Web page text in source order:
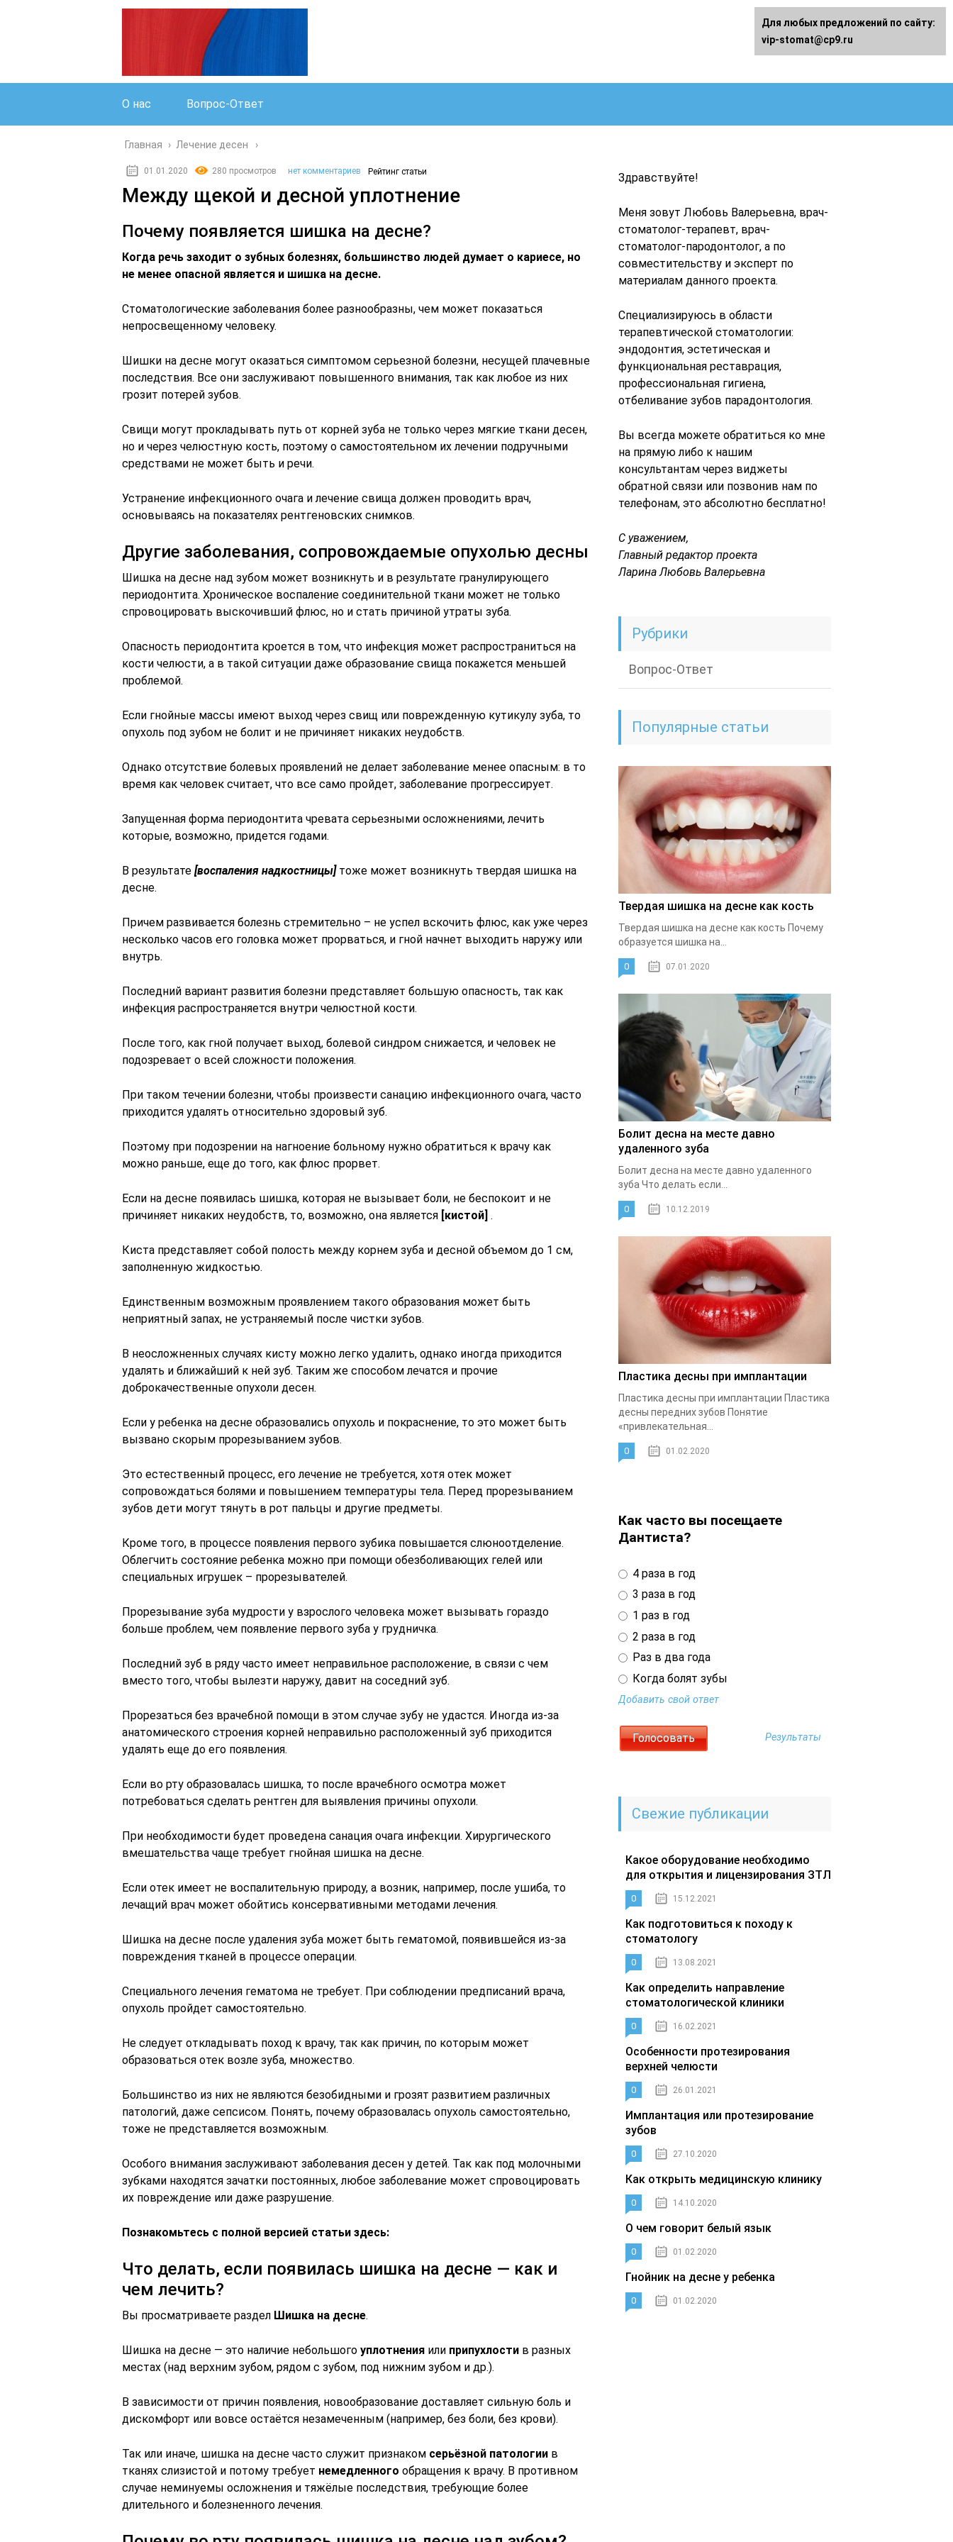
О нас Вопрос-Ответ
Главная › Лечение десен
01.01.2020 280 просмотров нет комментариев Рейтинг статьи
Между щекой и десной уплотнение
Почему появляется шишка на десне?
Когда речь заходит о зубных болезнях, большинство людей думает о кариесе, но
не менее опасной является и шишка на десне.
Стоматологические заболевания более разнообразны, чем может показаться
непросвещенному человеку.
Шишки на десне могут оказаться симптомом серьезной болезни, несущей плачевные
последствия. Все они заслуживают повышенного внимания, так как любое из них
грозит потерей зубов.
Свищи могут прокладывать путь от корней зуба не только через мягкие ткани десен,
но и через челюстную кость, поэтому о самостоятельном их лечении подручными
средствами не может быть и речи.
Устранение инфекционного очага и лечение свища должен проводить врач,
основываясь на показателях рентгеновских снимков.
Другие заболевания, сопровождаемые опухолью десны
Шишка на десне над зубом может возникнуть и в результате гранулирующего
периодонтита. Хроническое воспаление соединительной ткани может не только
спровоцировать выскочивший флюс, но и стать причиной утраты зуба.
Опасность периодонтита кроется в том, что инфекция может распространиться на
кости челюсти, а в такой ситуации даже образование свища покажется меньшей
проблемой.
Если гнойные массы имеют выход через свищ или поврежденную кутикулу зуба, то
опухоль под зубом не болит и не причиняет никаких неудобств.
Однако отсутствие болевых проявлений не делает заболевание менее опасным: в то
время как человек считает, что все само пройдет, заболевание прогрессирует.
Запущенная форма периодонтита чревата серьезными осложнениями, лечить
которые, возможно, придется годами.
В результате [воспаления надкостницы]тоже может возникнуть твердая шишка на
десне.
Причем развивается болезнь стремительно – не успел вскочить флюс, как уже через
несколько часов его головка может прорваться, и гной начнет выходить наружу или
внутрь.
Последний вариант развития болезни представляет большую опасность, так как
инфекция распространяется внутри челюстной кости.
После того, как гной получает выход, болевой синдром снижается, и человек не
подозревает о всей сложности положения.
При таком течении болезни, чтобы произвести санацию инфекционного очага, часто
приходится удалять относительно здоровый зуб.
Поэтому при подозрении на нагноение больному нужно обратиться к врачу как
можно раньше, еще до того, как флюс прорвет.
Если на десне появилась шишка, которая не вызывает боли, не беспокоит и не
причиняет никаких неудобств, то, возможно, она является [кистой] .
Киста представляет собой полость между корнем зуба и десной объемом до 1 см,
заполненную жидкостью.
Единственным возможным проявлением такого образования может быть
неприятный запах, не устраняемый после чистки зубов.
В неосложненных случаях кисту можно легко удалить, однако иногда приходится
удалять и ближайший к ней зуб. Таким же способом лечатся и прочие
доброкачественные опухоли десен.
Если у ребенка на десне образовались опухоль и покраснение, то это может быть
вызвано скорым прорезыванием зубов.
Это естественный процесс, его лечение не требуется, хотя отек может
сопровождаться болями и повышением температуры тела. Перед прорезыванием
зубов дети могут тянуть в рот пальцы и другие предметы.
Кроме того, в процессе появления первого зубика повышается слюноотделение.
Облегчить состояние ребенка можно при помощи обезболивающих гелей или
специальных игрушек – прорезывателей.
Прорезывание зуба мудрости у взрослого человека может вызывать гораздо
больше проблем, чем появление первого зуба у грудничка.
Последний зуб в ряду часто имеет неправильное расположение, в связи с чем
вместо того, чтобы вылезти наружу, давит на соседний зуб.
Прорезаться без врачебной помощи в этом случае зубу не удастся. Иногда из-за
анатомического строения корней неправильно расположенный зуб приходится
удалять еще до его появления.
Если во рту образовалась шишка, то после врачебного осмотра может
потребоваться сделать рентген для выявления причины опухоли.
При необходимости будет проведена санация очага инфекции. Хирургического
вмешательства чаще требует гнойная шишка на десне.
Если отек имеет не воспалительную природу, а возник, например, после ушиба, то
лечащий врач может обойтись консервативными методами лечения.
Шишка на десне после удаления зуба может быть гематомой, появившейся из-за
повреждения тканей в процессе операции.
Специального лечения гематома не требует. При соблюдении предписаний врача,
опухоль пройдет самостоятельно.
Не следует откладывать поход к врачу, так как причин, по которым может
образоваться отек возле зуба, множество.
Большинство из них не являются безобидными и грозят развитием различных
патологий, даже сепсисом. Понять, почему образовалась опухоль самостоятельно,
тоже не представляется возможным.
Особого внимания заслуживают заболевания десен у детей. Так как под молочными
зубками находятся зачатки постоянных, любое заболевание может спровоцировать
их повреждение или даже разрушение.
Познакомьтесь с полной версией статьи здесь:
Что делать, если появилась шишка на десне — как и
чем лечить?
Вы просматриваете раздел Шишка на десне.
Шишка на десне — это наличие небольшого уплотнения или припухлости в разных
местах (над верхним зубом, рядом с зубом, под нижним зубом и др.).
В зависимости от причин появления, новообразование доставляет сильную боль и
дискомфорт или вовсе остаётся незамеченным (например, без боли, без крови).
Так или иначе, шишка на десне часто служит признаком серьёзной патологии в
тканях слизистой и потому требует немедленного обращения к врачу. В противном
случае неминуемы осложнения и тяжёлые последствия, требующие более
длительного и болезненного лечения.
Здравствуйте!
Меня зовут Любовь Валерьевна, врач-
стоматолог-терапевт, врач-
стоматолог-пародонтолог, а по
совместительству и эксперт по
материалам данного проекта.
Специализируюсь в области
терапевтической стоматологии:
эндодонтия, эстетическая и
функциональная реставрация,
профессиональная гигиена,
отбеливание зубов парадонтология.
Вы всегда можете обратиться ко мне
на прямую либо к нашим
консультантам через виджеты
обратной связи или позвонив нам по
телефонам, это абсолютно бесплатно!
С уважением,
Главный редактор проекта
Ларина Любовь Валерьевна
Рубрики
Вопрос-Ответ
Популярные статьи
Твердая шишка на десне как кость
Твердая шишка на десне как кость Почему
образуется шишка на...
0 07.01.2020
Болит десна на месте давно
удаленного зуба
Болит десна на месте давно удаленного
зуба Что делать если...
0 10.12.2019
Пластика десны при имплантации
Пластика десны при имплантации Пластика
десны передних зубов Понятие
«привлекательная...
0 01.02.2020
Как часто вы посещаете
Дантиста?
4 раза в год
3 раза в год
1 раз в год
2 раза в год
Раз в два года
Когда болят зубы
Добавить свой ответ
Результаты
Свежие публикации
Какое оборудование необходимо
для открытия и лицензирования ЗТЛ
0 15.12.2021
Как подготовиться к походу к
стоматологу
0 13.08.2021
Как определить направление
стоматологической клиники
0 16.02.2021
Особенности протезирования
верхней челюсти
0 26.01.2021
Имплантация или протезирование
зубов
0 27.10.2020
Как открыть медицинскую клинику
0 14.10.2020
О чем говорит белый язык
0 01.02.2020
Гнойник на десне у ребенка
0 01.02.2020
Для любых предложений по сайту:
vip-stomat@cp9.ru